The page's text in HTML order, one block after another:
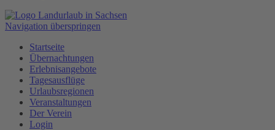
Navigation überspringen
Startseite
Übernachtungen
Erlebnisangebote
Tagesausflüge
Urlaubsregionen
Veranstaltungen
Der Verein
Login